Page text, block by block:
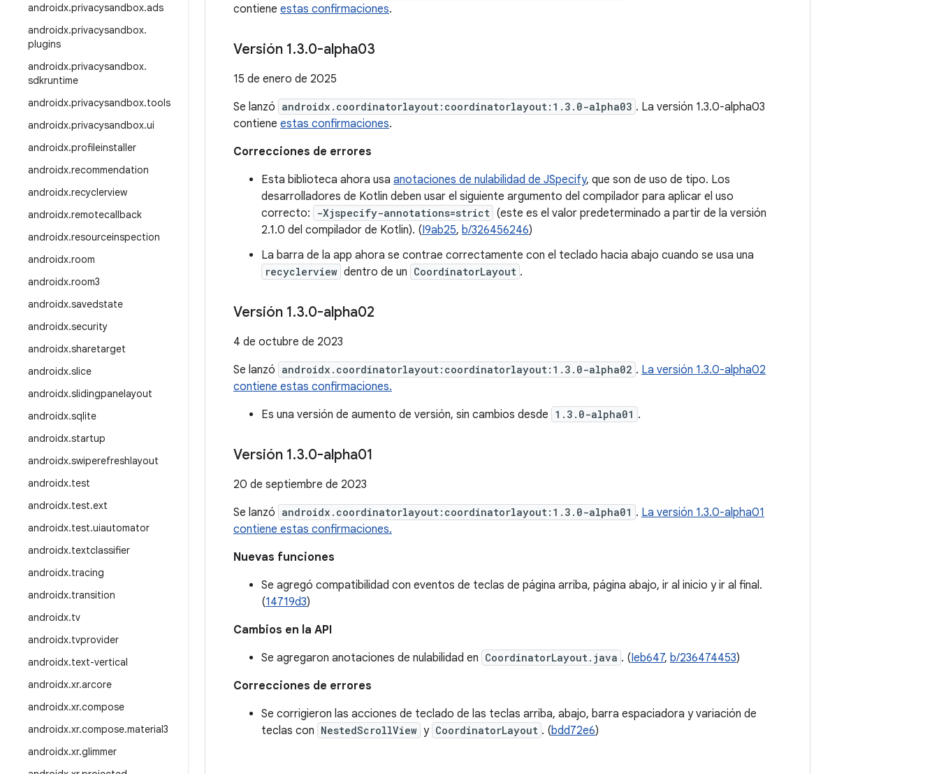
androidx.privacysandbox.ads
androidx.privacysandbox.
plugins
androidx.privacysandbox.
sdkruntime
androidx.privacysandbox.tools
androidx.privacysandbox.ui
androidx.profileinstaller
androidx.recommendation
androidx.recyclerview
androidx.remotecallback
androidx.resourceinspection
androidx.room
androidx.room3
androidx.savedstate
androidx.security
androidx.sharetarget
androidx.slice
androidx.slidingpanelayout
androidx.sqlite
androidx.startup
androidx.swiperefreshlayout
androidx.test
androidx.test.ext
androidx.test.uiautomator
androidx.textclassifier
androidx.tracing
androidx.transition
androidx.tv
androidx.tvprovider
androidx.text-vertical
androidx.xr.arcore
androidx.xr.compose
androidx.xr.compose.material3
androidx.xr.glimmer
contiene estas confirmaciones.
Versión 1.3.0-alpha03
15 de enero de 2025
Se lanzó androidx.coordinatorlayout:coordinatorlayout:1.3.0-alpha03 . La versión 1.3.0-alpha03
contiene estas confirmaciones.
Correcciones de errores
Esta biblioteca ahora usa anotaciones de nulabilidad de JSpecify, que son de uso de tipo. Los
desarrolladores de Kotlin deben usar el siguiente argumento del compilador para aplicar el uso
correcto:
-Xjspecify-annotations=strict (este es el valor predeterminado a partir de la versión
2.1.0 del compilador de Kotlin). (I9ab25, b/326456246)
La barra de la app ahora se contrae correctamente con el teclado hacia abajo cuando se usa una
recyclerview dentro de un CoordinatorLayout .
Versión 1.3.0-alpha02
4 de octubre de 2023
Se lanzó androidx.coordinatorlayout:coordinatorlayout:1.3.0-alpha02 . La versión 1.3.0-alpha02
contiene estas confirmaciones.
Es una versión de aumento de versión, sin cambios desde 1.3.0-alpha01 .
Versión 1.3.0-alpha01
20 de septiembre de 2023
Se lanzó androidx.coordinatorlayout:coordinatorlayout:1.3.0-alpha01 . La versión 1.3.0-alpha01
contiene estas confirmaciones.
Nuevas funciones
Se agregó compatibilidad con eventos de teclas de página arriba, página abajo, ir al inicio y ir al final.
(14719d3)
Cambios en la API
Se agregaron anotaciones de nulabilidad en CoordinatorLayout.java . (Ieb647, b/236474453)
Correcciones de errores
Se corrigieron las acciones de teclado de las teclas arriba, abajo, barra espaciadora y variación de
teclas con NestedScrollView y CoordinatorLayout . (bdd72e6)